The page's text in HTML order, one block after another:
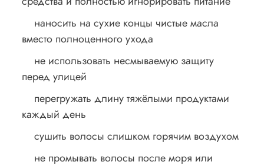
наносить на сухие концы чистые масла
вместо полноценного ухода
не использовать несмываемую защиту
перед улицей
перегружать длину тяжёлыми продуктами
каждый день
сушить волосы слишком горячим воздухом
не промывать волосы после моря или